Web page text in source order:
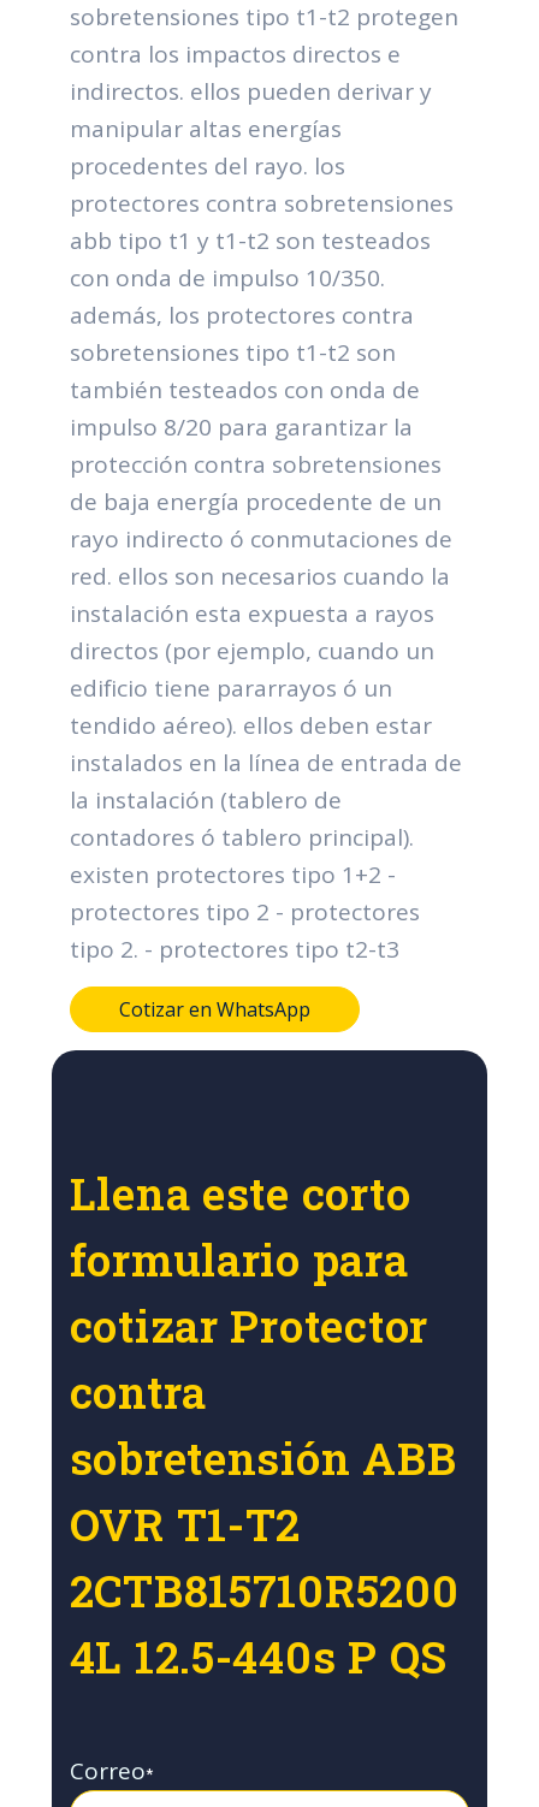
sobretensiones tipo t1-t2 protegen
contra los impactos directos e
indirectos. ellos pueden derivar y
manipular altas energías
procedentes del rayo. los
protectores contra sobretensiones
abb tipo t1 y t1-t2 son testeados
con onda de impulso 10/350.
además, los protectores contra
sobretensiones tipo t1-t2 son
también testeados con onda de
impulso 8/20 para garantizar la
protección contra sobretensiones
de baja energía procedente de un
rayo indirecto ó conmutaciones de
red. ellos son necesarios cuando la
instalación esta expuesta a rayos
directos (por ejemplo, cuando un
edificio tiene pararrayos ó un
tendido aéreo). ellos deben estar
instalados en la línea de entrada de
la instalación (tablero de
contadores ó tablero principal).
existen protectores tipo 1+2 -
protectores tipo 2 - protectores
tipo 2. - protectores tipo t2-t3
Cotizar en WhatsApp
Llena este corto
formulario para
cotizar Protector
contra
sobretensión ABB
OVR T1-T2
2CTB815710R5200
4L 12.5-440s P QS
Correo*